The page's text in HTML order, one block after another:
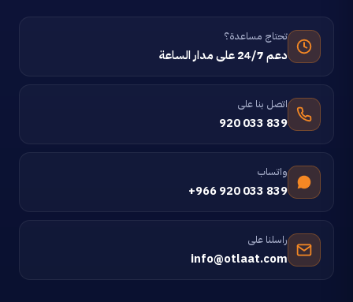
تحتاج مساعدة؟
دعم 24/7 على مدار الساعة
اتصل بنا على
920 033 839
واتساب
+966 920 033 839
راسلنا على
info@otlaat.com